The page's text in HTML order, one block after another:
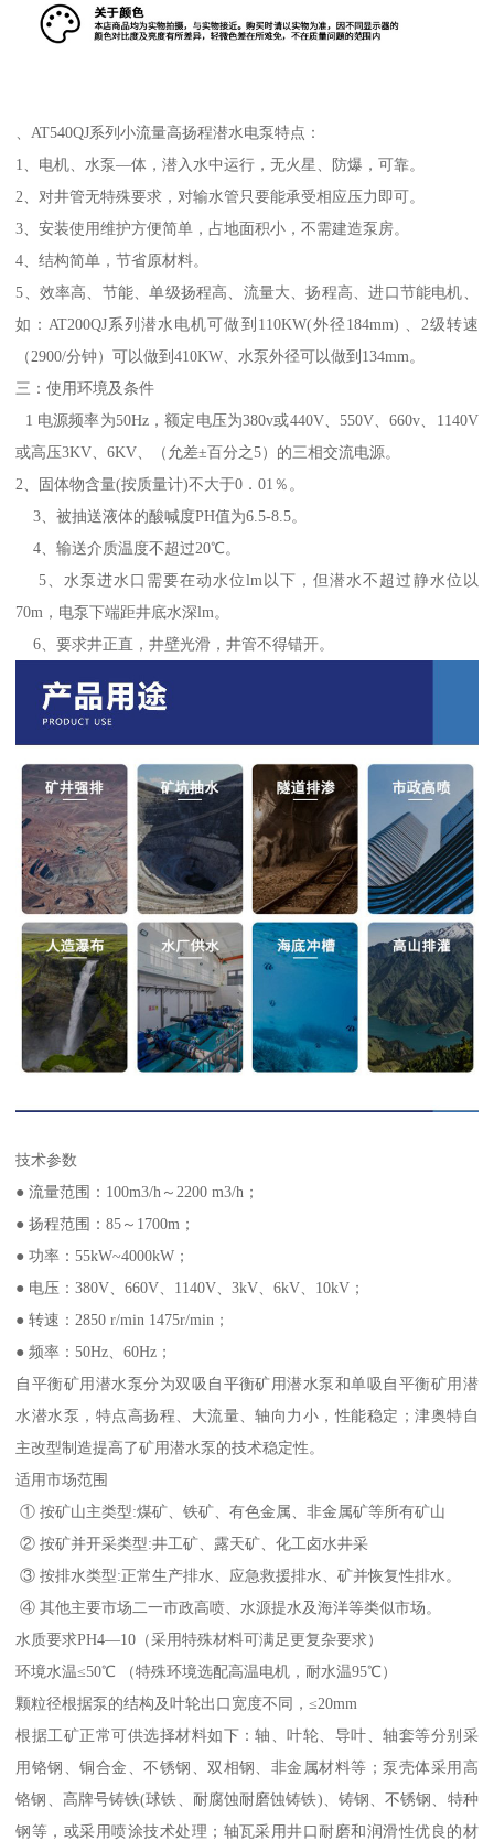
、AT540QJ系列小流量高扬程潜水电泵特点：
1、电机、水泵—体，潜入水中运行，无火星、防爆，可靠。
2、对井管无特殊要求，对输水管只要能承受相应压力即可。
3、安装使用维护方便简单，占地面积小，不需建造泵房。
4、结构简单，节省原材料。
5、效率高、节能、单级扬程高、流量大、扬程高、进口节能电机、
如：AT200QJ系列潜水电机可做到110KW(外径184mm) 、2级转速
（2900/分钟）可以做到410KW、水泵外径可以做到134mm。
三：使用环境及条件
1 电源频率为50Hz，额定电压为380v或440V、550V、660v、1140V
或高压3KV、6KV、（允差±百分之5）的三相交流电源。
2、固体物含量(按质量计)不大于0．01％。
3、被抽送液体的酸喊度PH值为6.5-8.5。
4、输送介质温度不超过20℃。
5、水泵进水口需要在动水位lm以下，但潜水不超过静水位以
70m，电泵下端距井底水深lm。
6、要求井正直，井壁光滑，井管不得错开。
技术参数
● 流量范围：100m3/h～2200 m3/h；
● 扬程范围：85～1700m；
● 功率：55kW~4000kW；
● 电压：380V、660V、1140V、3kV、6kV、10kV；
● 转速：2850 r/min 1475r/min；
● 频率：50Hz、60Hz；
自平衡矿用潜水泵分为双吸自平衡矿用潜水泵和单吸自平衡矿用潜
水潜水泵，特点高扬程、大流量、轴向力小，性能稳定；津奥特自
主改型制造提高了矿用潜水泵的技术稳定性。
适用市场范围
① 按矿山主类型:煤矿、铁矿、有色金属、非金属矿等所有矿山
② 按矿并开采类型:井工矿、露天矿、化工卤水井采
③ 按排水类型:正常生产排水、应急救援排水、矿并恢复性排水。
④ 其他主要市场二一市政高喷、水源提水及海洋等类似市场。
水质要求PH4—10（采用特殊材料可满足更复杂要求）
环境水温≤50℃ （特殊环境选配高温电机，耐水温95℃）
颗粒径根据泵的结构及叶轮出口宽度不同，≤20mm
根据工矿正常可供选择材料如下：轴、叶轮、导叶、轴套等分别采
用铬钢、铜合金、不锈钢、双相钢、非金属材料等；泵壳体采用高
铬钢、高牌号铸铁(球铁、耐腐蚀耐磨蚀铸铁)、铸钢、不锈钢、特种
钢等，或采用喷涂技术处理；轴瓦采用井口耐磨和润滑性优良的材